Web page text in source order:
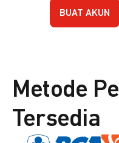
BUAT AKUN
Metode
Tersedia